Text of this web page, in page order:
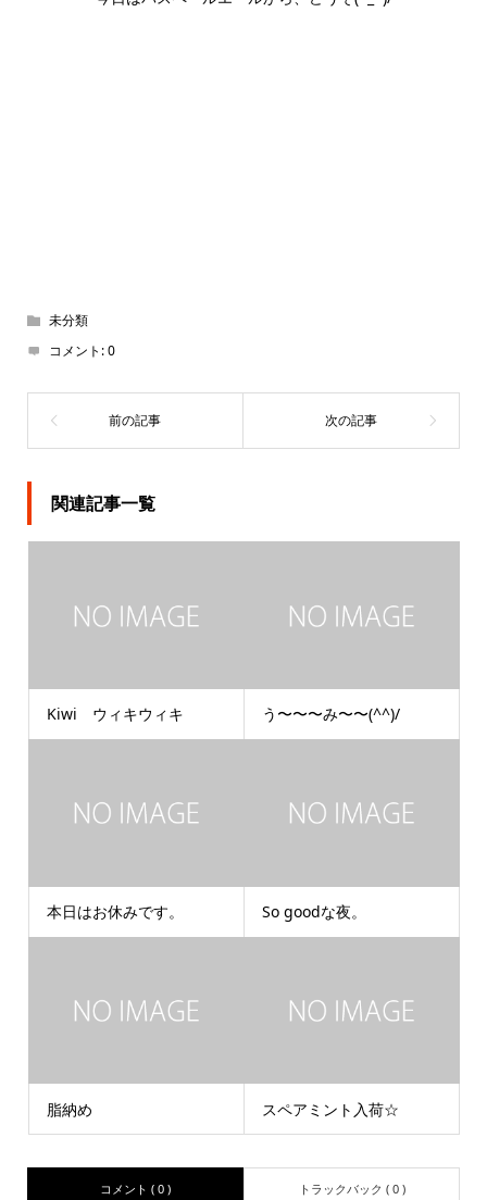
未分類
コメント:0
関連記事一覧
Kiwi ウィキウィキ う〜〜〜み〜〜(^^)/
本日はお休みです。 So goodな夜。
脂納め スペアミント入荷☆
コメント ( 0 ) トラックバック ( 0 )